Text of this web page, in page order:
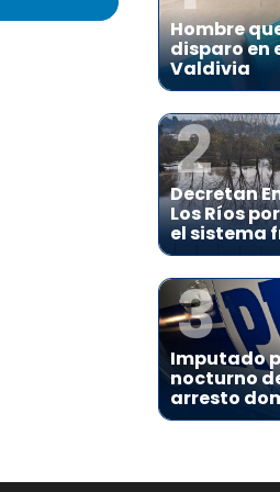
Hombre
disparo en
Valdivia
2
Decretan
Los Ríos
el sistema
3
Imputado
nocturno
arresto